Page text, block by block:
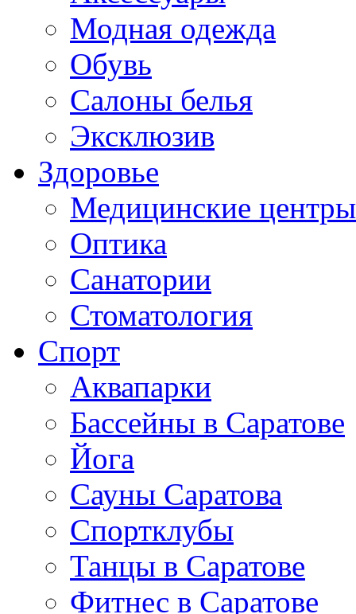
Модная одежда
Обувь
Салоны белья
Эксклюзив
Здоровье
Медицинские центры
Оптика
Санатории
Стоматология
Спорт
Аквапарки
Бассейны в Саратове
Йога
Сауны Саратова
Спортклубы
Танцы в Саратове
Фитнес в Саратове